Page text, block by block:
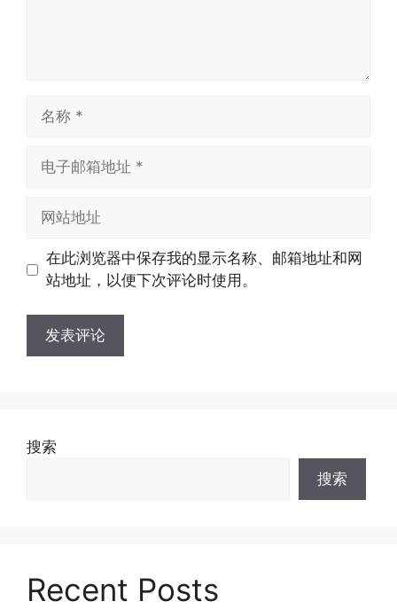
址
址
在此浏览器中保存我的显示名称、邮箱地址和网
站地址，以便下次评论时使用。
搜索
搜索
Recent Posts